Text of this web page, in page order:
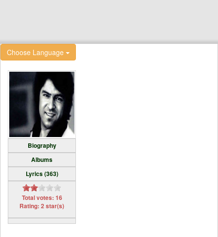
Choose Language
Biography
Albums
Lyrics (363)
Total votes: 16
Rating: 2 star(s)